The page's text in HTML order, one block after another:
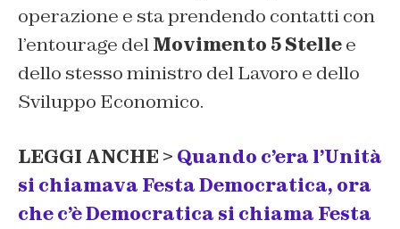
operazione e sta prendendo contatti con
l’entourage delMovimento 5 Stellee
dello stesso ministro del Lavoro e dello
Sviluppo Economico.
LEGGI ANCHE > Quando c’era l’Unità
si chiamava Festa Democratica, ora
che c’è Democratica si chiama Festa